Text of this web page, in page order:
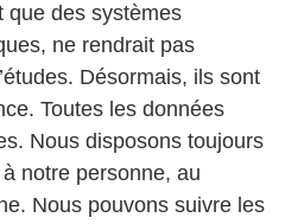
que des systèmes
ne rendrait pas
Désormais, ils sont
Toutes les données
Nous disposons toujours
notre personne, au
Nous pouvons suivre les